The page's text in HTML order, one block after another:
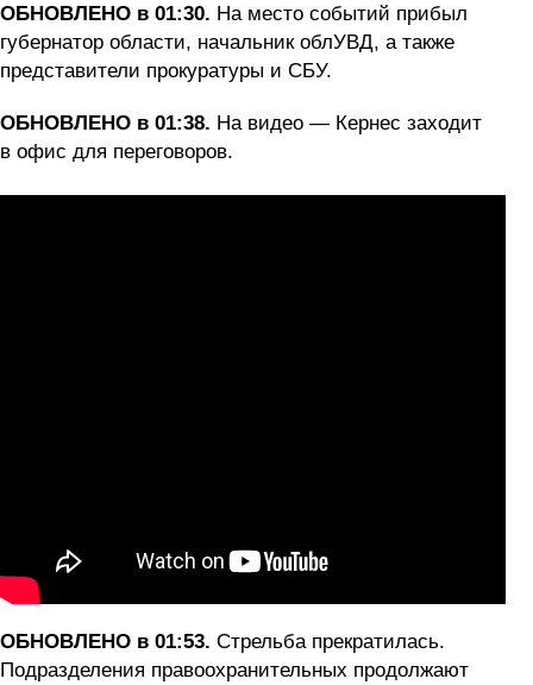
ОБНОВЛЕНО в 01:30. На место событий прибыл
губернатор области, начальник облУВД, а также
представители прокуратуры и СБУ.
ОБНОВЛЕНО в 01:38. На видео — Кернес заходит
в офис для переговоров.
ОБНОВЛЕНО в 01:53. Стрельба прекратилась.
Подразделения правоохранительных продолжают